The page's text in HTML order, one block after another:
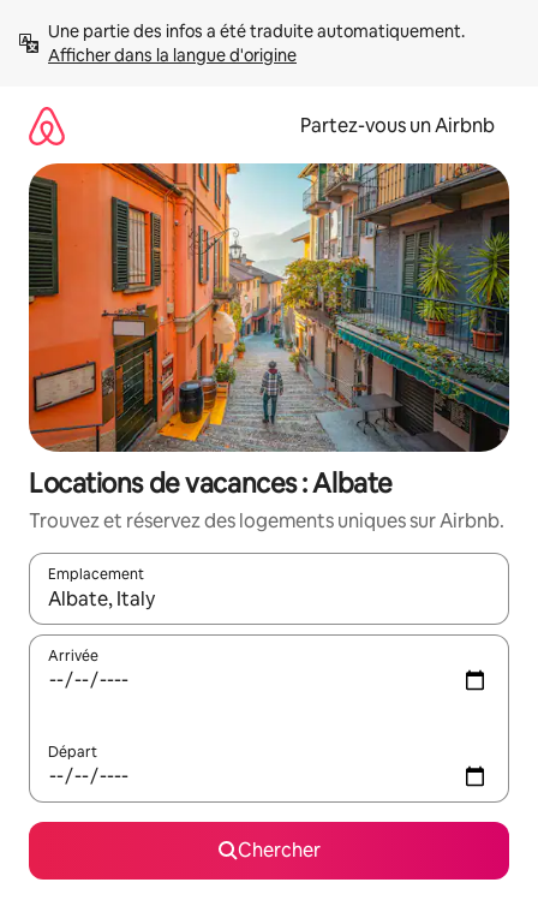
directement
Afficher dans la langue d'origine
Partez-vous un Airbnb
Locations de vacances : Albate
Trouvez et réservez des logements uniques sur Airbnb.
Emplacement
Quand les résultats sont affichés, parcourez-les en utilisant
Arrivée
Départ
Chercher